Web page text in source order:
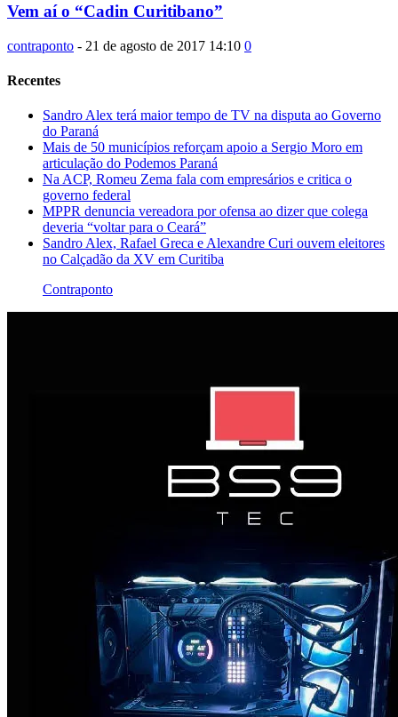
Vem aí o “Cadin Curitibano”
contraponto - 21 de agosto de 2017 14:10 0
Recentes
Sandro Alex terá maior tempo de TV na disputa ao Governo
do Paraná
Mais de 50 municípios reforçam apoio a Sergio Moro em
articulação do Podemos Paraná
Na ACP, Romeu Zema fala com empresários e critica o
governo federal
MPPR denuncia vereadora por ofensa ao dizer que colega
deveria “voltar para o Ceará”
Sandro Alex, Rafael Greca e Alexandre Curi ouvem eleitores
no Calçadão da XV em Curitiba
Contraponto